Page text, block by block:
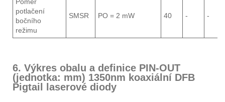
potlačení
bočního
režimu
SMSR PO = 2 mW 40 - -
6. Výkres obalu a definice PIN-OUT
(jednotka: mm) 1350nm koaxiální DFB
Pigtail laserové diody